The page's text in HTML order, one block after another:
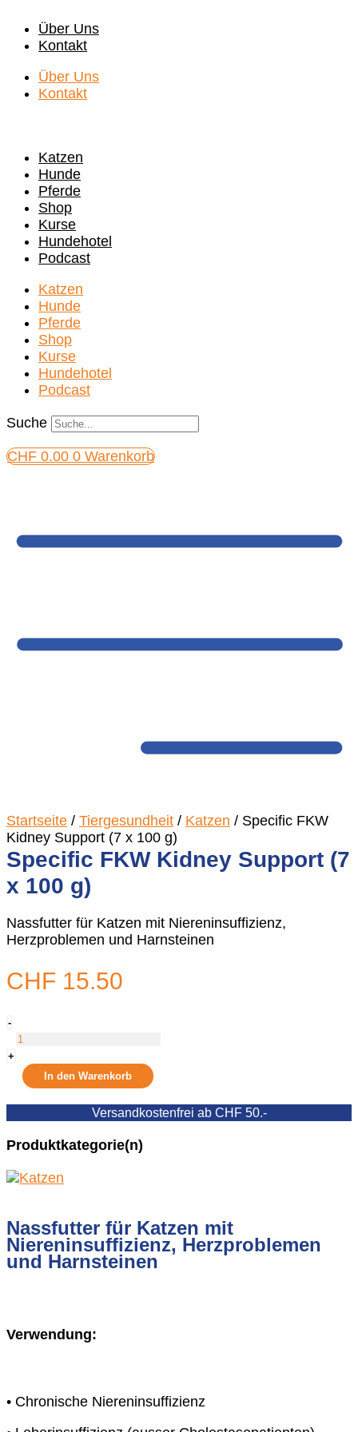
Inhalt
springen
Über Uns
Kontakt
Über Uns
Kontakt
Katzen
Hunde
Pferde
Shop
Kurse
Hundehotel
Podcast
Katzen
Hunde
Pferde
Shop
Kurse
Hundehotel
Podcast
Suche
CHF 0.00 0 Warenkorb
Startseite / Tiergesundheit / Katzen / Specific FKW
Kidney Support (7 x 100 g)
Specific FKW Kidney Support (7
x 100 g)
Nassfutter für Katzen mit Niereninsuffizienz,
Herzproblemen und Harnsteinen
CHF 15.50
Specific
FKW
Kidney
Support
x
100
g)
Menge
-
+
In den Warenkorb
Versandkostenfrei ab CHF 50.-
Produktkategorie(n)
Nassfutter für Katzen mit
Niereninsuffizienz, Herzproblemen
und Harnsteinen
Verwendung:
• Chronische Niereninsuffizienz